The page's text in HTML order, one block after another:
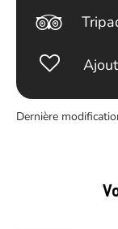
Dernière